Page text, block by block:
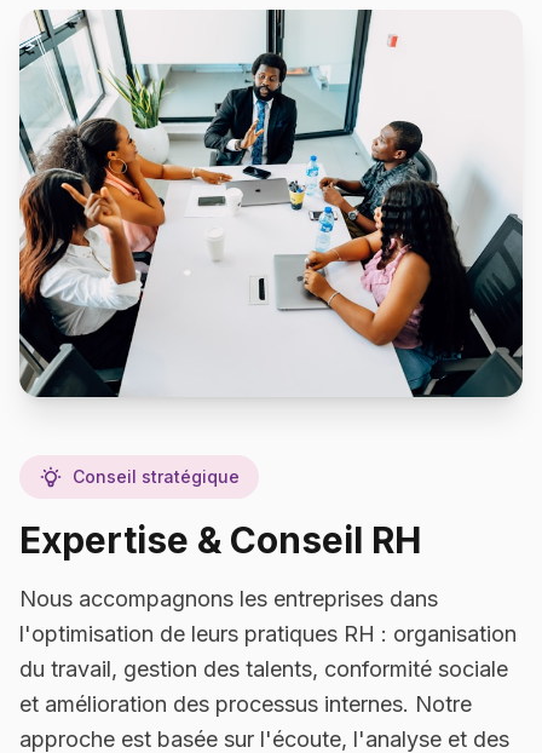
Conseil stratégique
Expertise & Conseil RH
Nous accompagnons les entreprises dans
l'optimisation de leurs pratiques RH : organisation
du travail, gestion des talents, conformité sociale
et amélioration des processus internes. Notre
approche est basée sur l'écoute, l'analyse et des